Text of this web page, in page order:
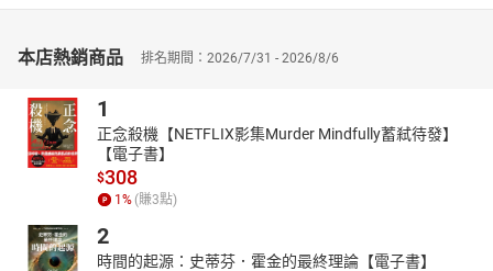
在这里，黑夜是唯一的帷幕，恐惧是最真实的体验。当你准备好一
颗承受战栗的心，请于每晚三更时分，随我们揭开那泛黄纸页，直
面深藏的魑魅魍魉、无常人生与世间的冰冷恶意。
你敢在今晚，成为我们的听众吗？
夜已深……《三更夜话录》，恭候入梦（或惊醒）。
本店熱銷商品 排名期間：2026/7/31 - 2026/8/6
1
正念殺機【NETFLIX影集Murder Mindfully蓄弒待發】
【電子書】
$308
1 % (賺3點)
2
時間的起源：史蒂芬．霍金的最終理論【電子書】